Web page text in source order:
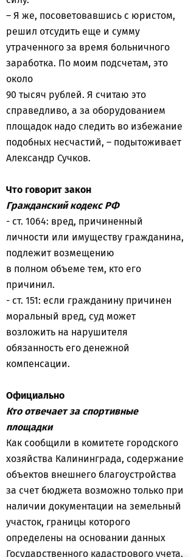
– Я же, посоветовавшись с юристом,
решил отсудить еще и сумму
утраченного за время больничного
заработка. По моим подсчетам, это
около
90 тысяч рублей. Я считаю это
справедливо, а за оборудованием
площадок надо следить во избежание
подобных несчастий, – подытоживает
Александр Сучков.
Что говорит закон
Гражданский кодекс РФ
- ст. 1064: вред, причиненный
личности или имуществу гражданина,
подлежит возмещению
в полном объеме тем, кто его
причинил.
- ст. 151: если гражданину причинен
моральный вред, суд может
возложить на нарушителя
обязанность его денежной
компенсации.
Официально
Кто отвечает за спортивные
площадки
Как сообщили в комитете городского
хозяйства Калининграда, содержание
объектов внешнего благоустройства
за счет бюджета возможно только при
наличии документации на земельный
участок, границы которого
определены на основании данных
Государственного кадастрового учета.